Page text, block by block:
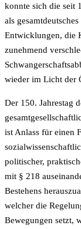
konnte sich die seit
als
Entwicklungen, die
zunehmend
wieder im Licht der
Der 150. Jahrestag
ist Anlass für einen
politischer,
mit § 218
Bestehens
welcher die
Bewegungen setzt,